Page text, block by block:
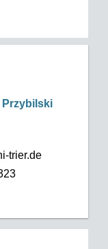
Przybilski
trier.de